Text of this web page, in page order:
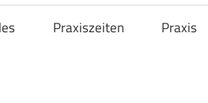
Praxiszeiten Praxis